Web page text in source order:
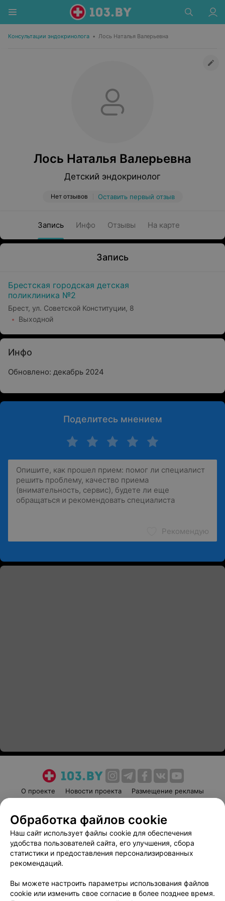
Консультации эндокринолога • Лось Наталья Валерьевна
Лось Наталья Валерьевна
Детский эндокринолог
Нет отзывов Оставить первый отзыв
Запись Инфо Отзывы На карте
Запись
Брестская городская детская
поликлиника №2
Брест, ул. Советской Конституции, 8
Выходной
Инфо
Обновлено: декабрь 2024
Поделитесь мнением
Рекомендую
О проекте Новости проекта
Размещение рекламы
Пользовательское соглашение
Способы оплаты
Вакансии
Партнеры
Написать руководителю 103.by
Обработка персональных данных
Обработка файлов cookie
Наш сайт использует файлы cookie для обеспечения
удобства пользователей сайта, его улучшения, сбора
статистики и предоставления персонализированных
рекомендаций.
Вы можете настроить параметры использования файлов
cookie или изменить свое согласие в более позднее время.